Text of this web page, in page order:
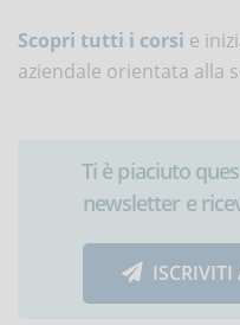
Scopri tutti i corsi e
aziendale orientata alla
Ti è piaciuto
newsletter e
ISCRIVITI